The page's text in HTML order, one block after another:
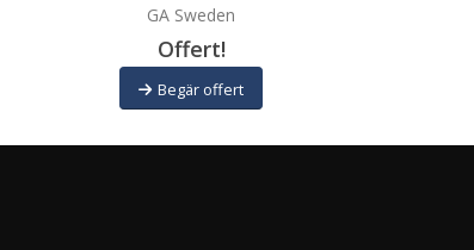
GA Sweden
Offert!
Begär offert